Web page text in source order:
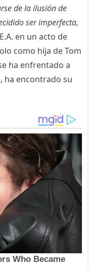
de la ilusión de
ser imperfecta,
en un acto de
como hija de Tom
ha enfrentado a
ha encontrado su